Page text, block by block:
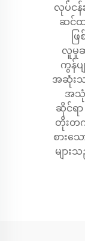
လုပ်ငန်
ဆင်ထ
ဖ
လူမှုဆ
ကွန်ပ
အဆုံးသ
အသုံ
ဆိုင်ရာ
တိုးတက်
စားသ
များ